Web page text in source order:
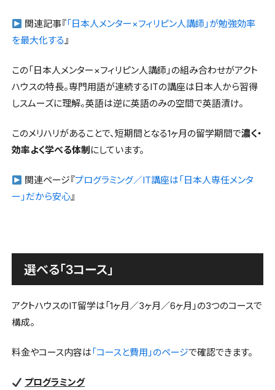
関連記事『「日本人メンター×フィリピン人講師」が勉強効率
を最大化する』
この「日本人メンター×フィリピン人講師」の組み合わせがアクト
ハウスの特長。専門用語が連続するITの講座は日本人から習得
しスムーズに理解。英語は逆に英語のみの空間で英語漬け。
このメリハリがあることで、短期間となる1ヶ月の留学期間で濃く・
効率よく学べる体制にしています。
関連ページ『プログラミング／IT講座は「日本人専任メンタ
ー」だから安心』
選べる「3コース」
アクトハウスのIT留学は「1ヶ月／3ヶ月／6ヶ月」の3つのコースで
構成。
料金やコース内容は「コースと費用」のページで確認できます。
プログラミング